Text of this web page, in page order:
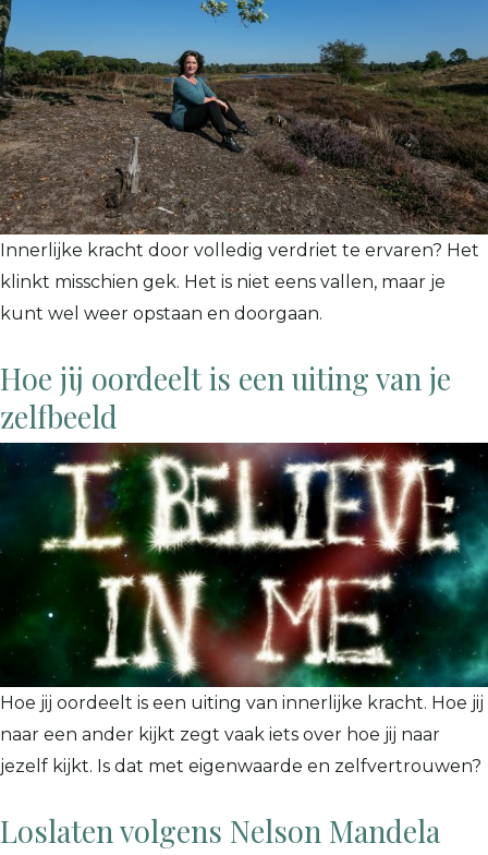
Innerlijke kracht door volledig verdriet te ervaren? Het
klinkt misschien gek. Het is niet eens vallen, maar je
kunt wel weer opstaan en doorgaan.
Hoe jij oordeelt is een uiting van je
zelfbeeld
Hoe jij oordeelt is een uiting van innerlijke kracht. Hoe jij
naar een ander kijkt zegt vaak iets over hoe jij naar
jezelf kijkt. Is dat met eigenwaarde en zelfvertrouwen?
Loslaten volgens Nelson Mandela